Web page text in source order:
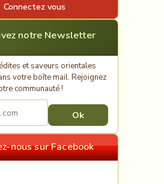
Connectez vous
notre Newsletter
et saveurs orientales
votre boîte mail. Rejoignez
communauté !
nous sur Facebook